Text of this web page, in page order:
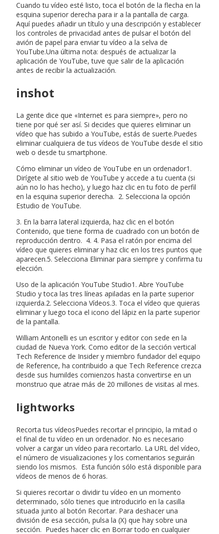
Cuando tu vídeo esté listo, toca el botón de la flecha en la
esquina superior derecha para ir a la pantalla de carga.
Aquí puedes añadir un título y una descripción y establecer
los controles de privacidad antes de pulsar el botón del
avión de papel para enviar tu vídeo a la selva de
YouTube.Una última nota: después de actualizar la
aplicación de YouTube, tuve que salir de la aplicación
antes de recibir la actualización.
inshot
La gente dice que «Internet es para siempre», pero no
tiene por qué ser así. Si decides que quieres eliminar un
vídeo que has subido a YouTube, estás de suerte.Puedes
eliminar cualquiera de tus vídeos de YouTube desde el sitio
web o desde tu smartphone.
Cómo eliminar un vídeo de YouTube en un ordenador1.
Dirígete al sitio web de YouTube y accede a tu cuenta (si
aún no lo has hecho), y luego haz clic en tu foto de perfil
en la esquina superior derecha. 2. Selecciona la opción
Estudio de YouTube.
3. En la barra lateral izquierda, haz clic en el botón
Contenido, que tiene forma de cuadrado con un botón de
reproducción dentro. 4. 4. Pasa el ratón por encima del
vídeo que quieres eliminar y haz clic en los tres puntos que
aparecen.5. Selecciona Eliminar para siempre y confirma tu
elección.
Uso de la aplicación YouTube Studio1. Abre YouTube
Studio y toca las tres líneas apiladas en la parte superior
izquierda.2. Selecciona Vídeos.3. Toca el vídeo que quieras
eliminar y luego toca el icono del lápiz en la parte superior
de la pantalla.
William Antonelli es un escritor y editor con sede en la
ciudad de Nueva York. Como editor de la sección vertical
Tech Reference de Insider y miembro fundador del equipo
de Reference, ha contribuido a que Tech Reference crezca
desde sus humildes comienzos hasta convertirse en un
monstruo que atrae más de 20 millones de visitas al mes.
lightworks
Recorta tus vídeosPuedes recortar el principio, la mitad o
el final de tu vídeo en un ordenador. No es necesario
volver a cargar un vídeo para recortarlo. La URL del vídeo,
el número de visualizaciones y los comentarios seguirán
siendo los mismos. Esta función sólo está disponible para
vídeos de menos de 6 horas.
Si quieres recortar o dividir tu vídeo en un momento
determinado, sólo tienes que introducirlo en la casilla
situada junto al botón Recortar. Para deshacer una
división de esa sección, pulsa la (X) que hay sobre una
sección. Puedes hacer clic en Borrar todo en cualquier